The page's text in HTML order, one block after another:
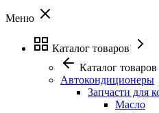
Меню
Каталог товаров
Каталог товаров
Автокондиционеры
Запчасти для
Масло